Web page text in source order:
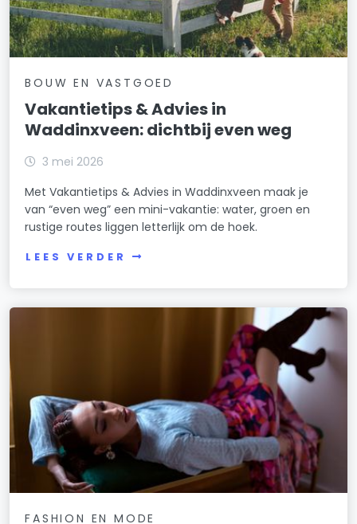
BOUW EN VASTGOED
Vakantietips & Advies in
Waddinxveen: dichtbij even weg
3 mei 2026
Met Vakantietips & Advies in Waddinxveen maak je
van “even weg” een mini-vakantie: water, groen en
rustige routes liggen letterlijk om de hoek.
LEES VERDER
FASHION EN MODE